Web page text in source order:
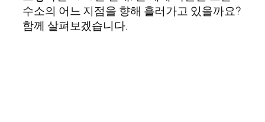
수소의 어느 지점을 향해 흘러가고 있을까요?
함께 살펴보겠습니다.